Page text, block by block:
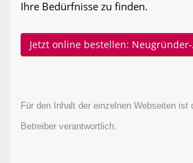
Ihre Bedürfnisse zu finden.
Jetzt online bestellen:
Für den Inhalt der einzelnen Webseiten ist
Betreiber verantwortlich.